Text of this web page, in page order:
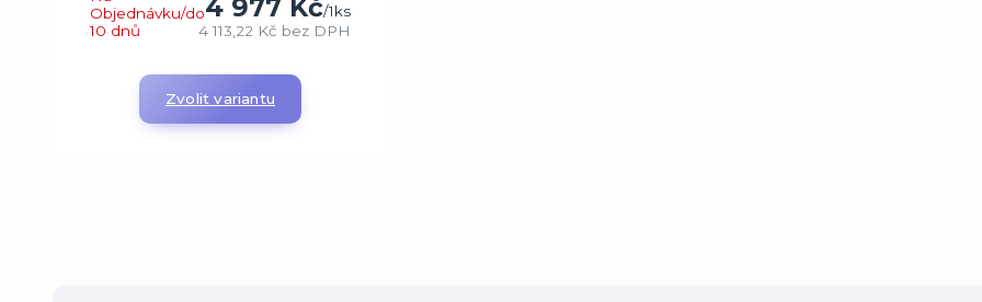
4 977 Kč/1ks
4 113,22 Kč bez DPH
Objednávku/do
10 dnů
Zvolit variantu